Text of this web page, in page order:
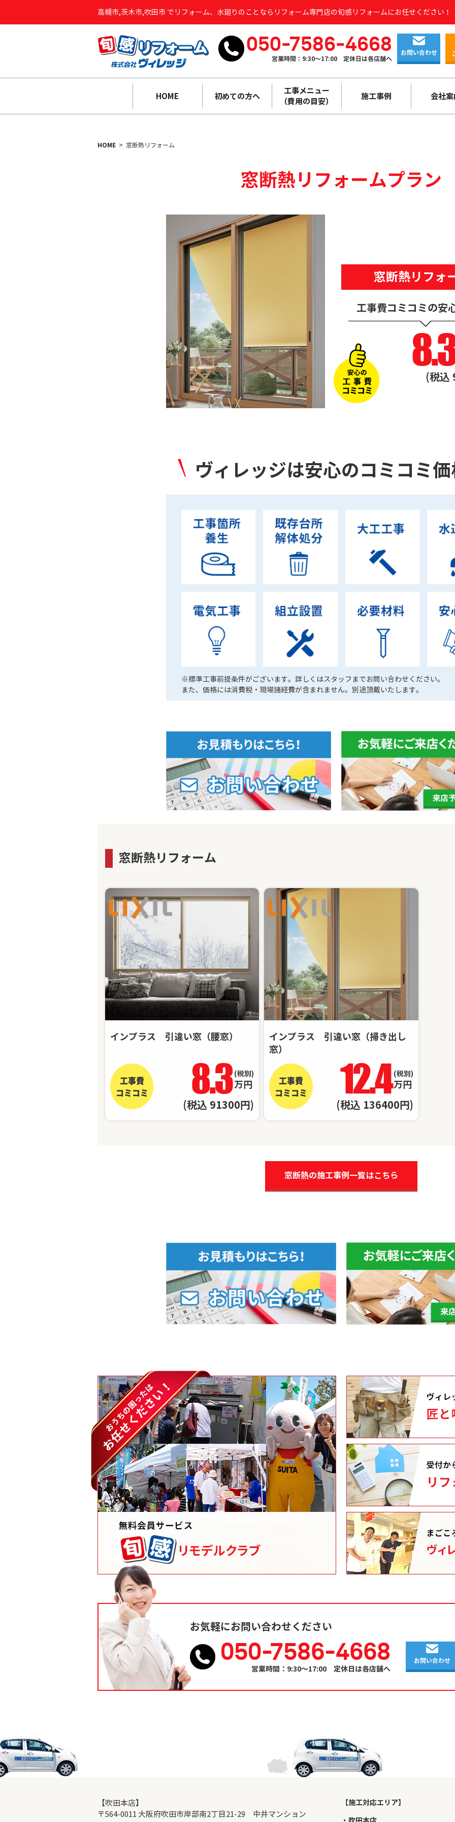
高槻市,茨木市,吹田市 でリフォーム、水廻りのことならリフォーム専門店の旬感リフォームにお任せください！
050-7586-4668
営業時間：9:30～17:00 定休日は各店舗へ
お問い合わせ
HOME 初めての方へ
工事メニュー
（費用の目安）
施工事例 会社
HOME 窓断熱リフォーム
窓断熱リフォームプラン
窓断熱リフォ
工事費コミコミの安
(税込
ヴィレッジは安心のコミコミ
※標準工事前提条件がございます。詳しくはスタッフまでお問い合わせください。
また、価格には消費税・現場諸経費が含まれません。別途頂戴いたします。
窓断熱リフォーム
インプラス 引違い窓（腰窓）
工事費
コミコミ
8.3 (税別)
万円
(税込 91300円)
インプラス 引違い窓（掃き出し
窓）
工事費
コミコミ
12.4 (税別)
万円
(税込 136400円)
窓断熱の施工事例一覧はこちら
お気軽にお問い合わせください
050-7586-4668
営業時間：9:30～17:00 定休日は各店舗へ
お問い合わせ
【吹田本店】
〒564-0011 大阪府吹田市岸部南2丁目21-29 中井マンション
【施工対応エリア】